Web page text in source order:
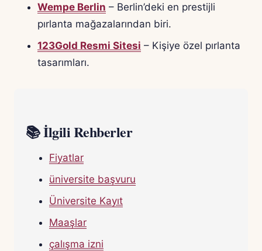
Wempe Berlin – Berlin’deki en prestijli
pırlanta mağazalarından biri.
123Gold Resmi Sitesi – Kişiye özel pırlanta
tasarımları.
📚 İlgili Rehberler
Fiyatlar
üniversite başvuru
Üniversite Kayıt
Maaşlar
çalışma izni